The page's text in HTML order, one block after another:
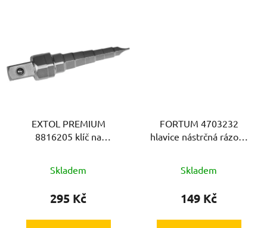
EXTOL PREMIUM
8816205 klíč na
1/2"vnější čtyřhran, CrV
Skladem
295 Kč
FORTUM 4703232
hlavice nástrčná rázová
Skladem
149 Kč